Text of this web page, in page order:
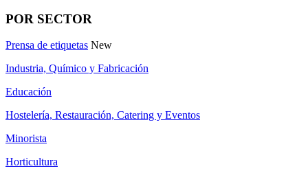
POR SECTOR
Prensa de etiquetas New
Industria, Químico y Fabricación
Educación
Hostelería, Restauración, Catering y Eventos
Minorista
Horticultura